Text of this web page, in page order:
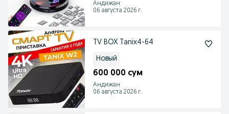
Андижан
06 августа 2026 г.
TV BOX Tanix4-64
Новый
600 000 сум
Андижан
06 августа 2026 г.